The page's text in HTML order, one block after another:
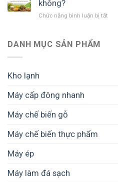
không?
Chức năng bình luận bị tắt
DANH MỤC SẢN PHẨM
Kho lạnh
Máy cấp đông nhanh
Máy chế biến gỗ
Máy chế biến thực phẩm
Máy ép
Máy làm đá sạch